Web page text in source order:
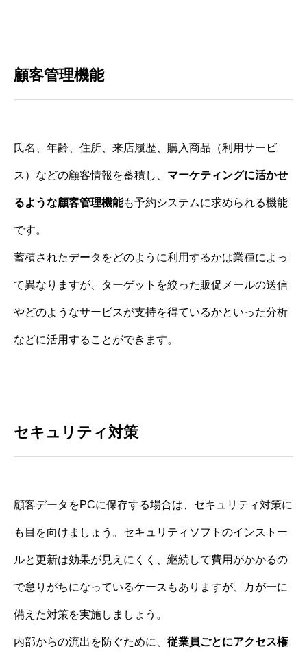
顧客管理機能
氏名、年齢、住所、来店履歴、購入商品（利用サービ
ス）などの顧客情報を蓄積し、 マーケティングに活かせ
るような顧客管理機能も予約システムに求められる機能
です。
蓄積されたデータをどのように利用するかは業種によっ
て異なりますが、ターゲットを絞った販促メールの送信
やどのようなサービスが支持を得ているかといった分析
などに活用することができます。
セキュリティ対策
顧客データをPCに保存する場合は、セキュリティ対策に
も目を向けましょう。セキュリティソフトのインストー
ルと更新は効果が見えにくく、継続して費用がかかるの
で怠りがちになっているケースもありますが、万が一に
備えた対策を実施しましょう。
内部からの流出を防ぐために、 従業員ごとにアクセス権